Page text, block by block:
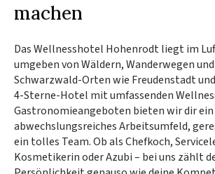
machen
Das Wellnesshotel Hohenrodt liegt im
umgeben von Wäldern, Wanderwegen
Schwarzwald-Orten wie Freudenstadt
4-Sterne-Hotel mit umfassenden
Gastronomieangeboten bieten wir dir ein
abwechslungsreiches Arbeitsumfeld,
ein tolles Team. Ob als Chefkoch,
Kosmetikerin oder Azubi – bei uns zählt